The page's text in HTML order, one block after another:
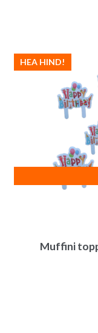
Muffini
HEA HIND!